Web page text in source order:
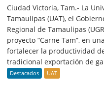
Ciudad Victoria, Tam.- La
Tamaulipas (UAT), el
Regional de Tamaulipas
proyecto “Carne Tam”, en
fortalecer la productividad
tradicional exportación de
Destacados UAT